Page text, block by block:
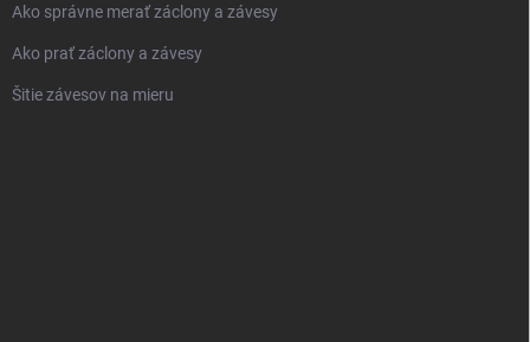
Ako správne merať záclony a závesy
Ako prať záclony a závesy
Šitie závesov na mieru